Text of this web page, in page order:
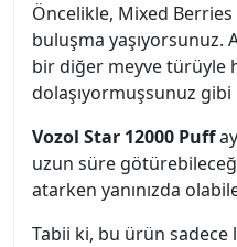
Öncelikle, Mixed
buluşma yaşıyorsunuz.
bir diğer meyve türüyle
dolaşıyormuşsunuz
Vozol Star 12000 Puff
uzun süre
atarken yanınızda
Tabii ki, bu ürün sadece